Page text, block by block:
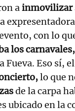
ainmovilizar
con lo
los
Fueva. Eso sí,
lo que
de la carpa
ubicado en la